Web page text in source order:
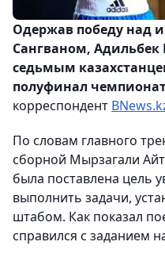
Одержав победу над
Сангваном, Адильбек
седьмым
полуфинал
корреспондент
По словам главного
сборной Мырзагали
была поставлена цель
выполнить задачи,
штабом. Как показал
справился с заданием